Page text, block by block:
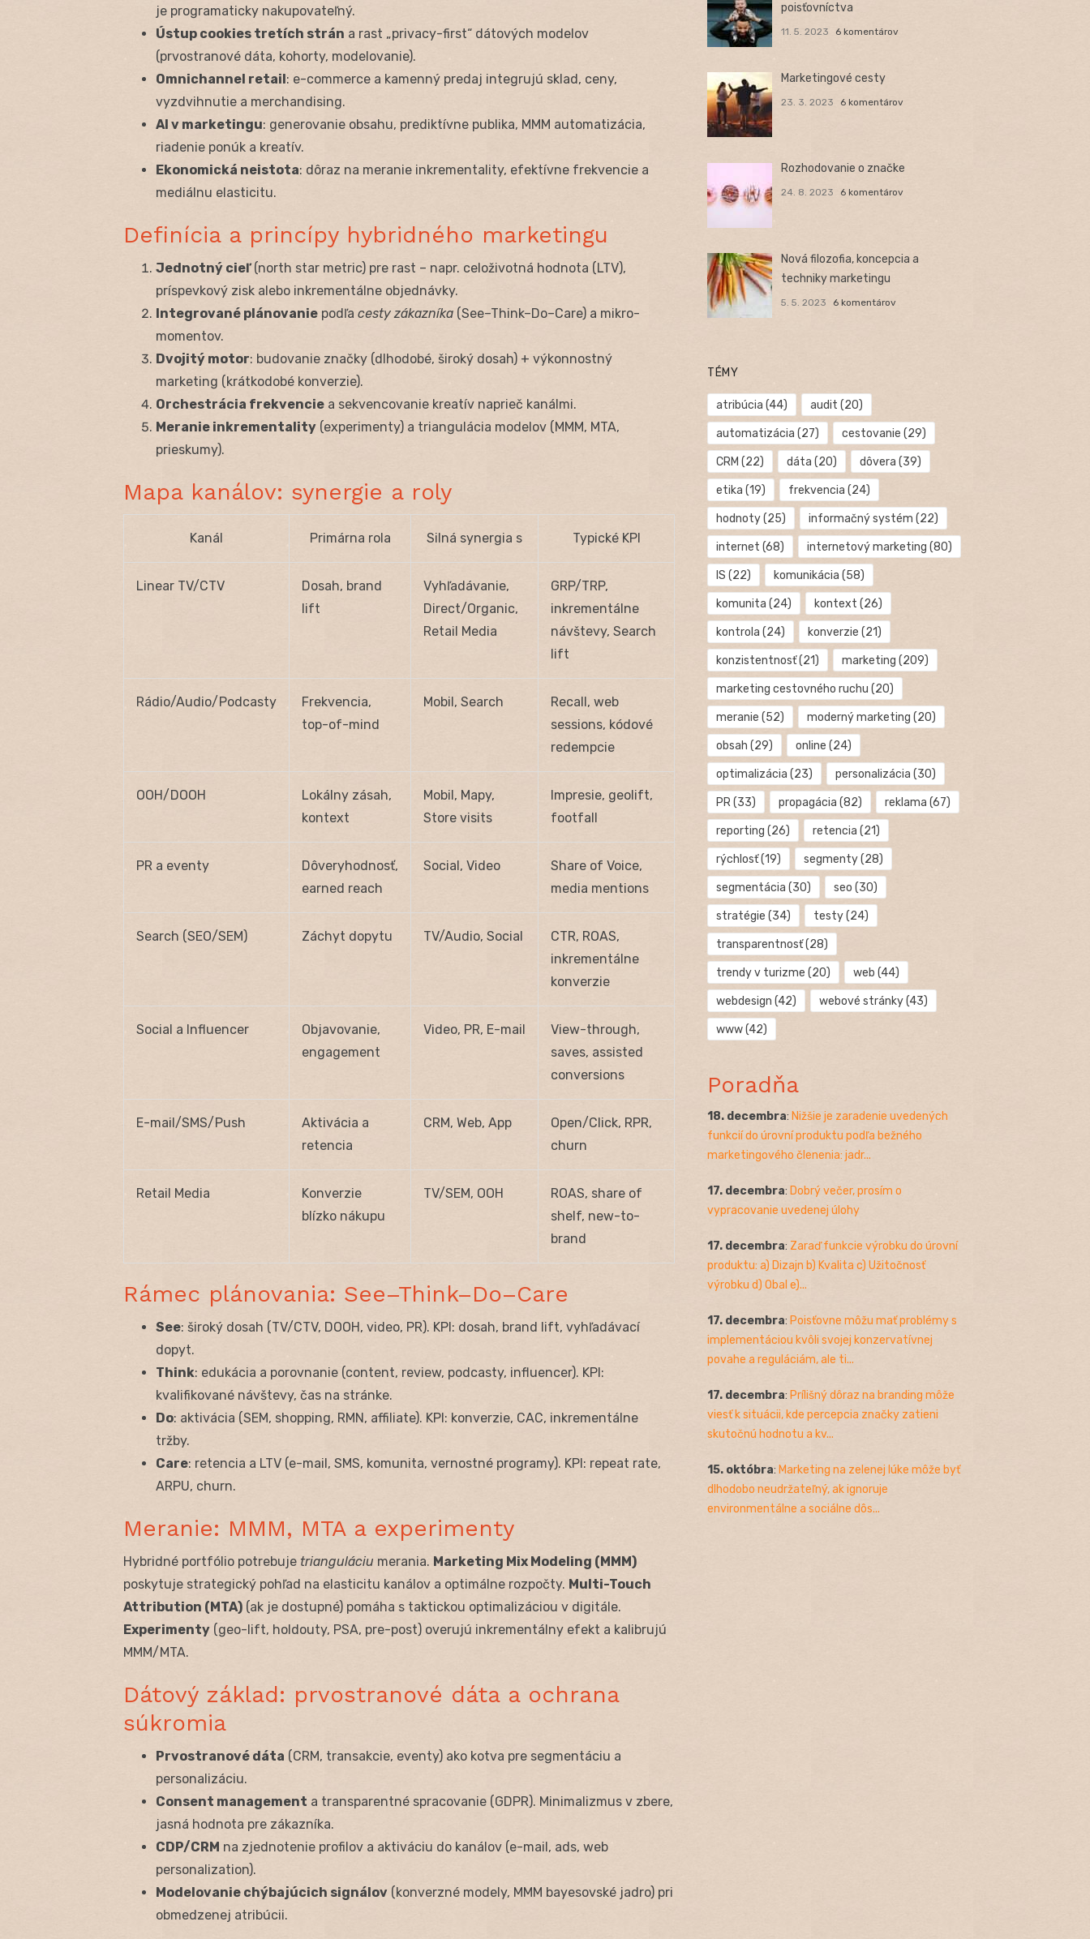
je programaticky nakupovateľný.
Ústup cookies tretích strán a rast „privacy-first“ dátových modelov
(prvostranové dáta, kohorty, modelovanie).
Omnichannel retail: e-commerce a kamenný predaj integrujú sklad, ceny,
vyzdvihnutie a merchandising.
AI v marketingu: generovanie obsahu, prediktívne publika, MMM automatizácia,
riadenie ponúk a kreatív.
Ekonomická neistota: dôraz na meranie inkrementality, efektívne frekvencie a
mediálnu elasticitu.
Definícia a princípy hybridného marketingu
Jednotný cieľ(north star metric) pre rast – napr. celoživotná hodnota (LTV),
príspevkový zisk alebo inkrementálne objednávky.
Integrované plánovanie podľa cesty zákazníka (See–Think–Do–Care) a mikro-
momentov.
Dvojitý motor: budovanie značky (dlhodobé, široký dosah) + výkonnostný
marketing (krátkodobé konverzie).
Orchestrácia frekvencie a sekvencovanie kreatív naprieč kanálmi.
Meranie inkrementality (experimenty) a triangulácia modelov (MMM, MTA,
prieskumy).
Mapa kanálov: synergie a roly
Kanál Primárna rola Silná synergia s Typické KPI
Linear TV/CTV
Dosah, brand
lift
Vyhľadávanie,
Direct/Organic,
Retail Media
GRP/TRP,
inkrementálne
návštevy, Search
lift
Rádio/Audio/Podcasty
Frekvencia,
top-of-mind
Mobil, Search
Recall, web
sessions, kódové
redempcie
OOH/DOOH
Lokálny zásah,
kontext
Mobil, Mapy,
Store visits
Impresie, geolift,
footfall
PR a eventy
Dôveryhodnosť,
earned reach
Social, Video
Share of Voice,
media mentions
Search (SEO/SEM) Záchyt dopytu TV/Audio, Social
CTR, ROAS,
inkrementálne
konverzie
Social a Influencer
Objavovanie,
engagement
Video, PR, E-mail
View-through,
saves, assisted
conversions
E-mail/SMS/Push
Aktivácia a
retencia
CRM, Web, App
Open/Click, RPR,
churn
Retail Media
Konverzie
blízko nákupu
TV/SEM, OOH
ROAS, share of
shelf, new-to-
brand
Rámec plánovania: See–Think–Do–Care
See: široký dosah (TV/CTV, DOOH, video, PR). KPI: dosah, brand lift, vyhľadávací
dopyt.
Think: edukácia a porovnanie (content, review, podcasty, influencer). KPI:
kvalifikované návštevy, čas na stránke.
Do: aktivácia (SEM, shopping, RMN, affiliate). KPI: konverzie, CAC, inkrementálne
tržby.
Care: retencia a LTV (e-mail, SMS, komunita, vernostné programy). KPI: repeat rate,
ARPU, churn.
Meranie: MMM, MTA a experimenty
Hybridné portfólio potrebuje trianguláciu merania. Marketing Mix Modeling (MMM)
poskytuje strategický pohľad na elasticitu kanálov a optimálne rozpočty. Multi-Touch
Attribution (MTA) (ak je dostupné) pomáha s taktickou optimalizáciou v digitále.
Experimenty (geo-lift, holdouty, PSA, pre-post) overujú inkrementálny efekt a kalibrujú
MMM/MTA.
Dátový základ: prvostranové dáta a ochrana
súkromia
Prvostranové dáta (CRM, transakcie, eventy) ako kotva pre segmentáciu a
personalizáciu.
Consent management a transparentné spracovanie (GDPR). Minimalizmus v zbere,
jasná hodnota pre zákazníka.
CDP/CRM na zjednotenie profilov a aktiváciu do kanálov (e-mail, ads, web
personalization).
Modelovanie chýbajúcich signálov (konverzné modely, MMM bayesovské jadro) pri
obmedzenej atribúcii.
poisťovníctva
11. 5. 2023 6 komentárov
Marketingové cesty
23. 3. 2023 6 komentárov
Rozhodovanie o značke
24. 8. 2023 6 komentárov
Nová filozofia, koncepcia a
techniky marketingu
5. 5. 2023 6 komentárov
TÉMY
atribúcia (44) audit (20)
automatizácia (27) cestovanie (29)
CRM (22) dáta (20) dôvera (39)
etika (19) frekvencia (24)
hodnoty(25) informačný systém (22)
internet (68) internetový marketing (80)
IS (22) komunikácia (58)
komunita (24) kontext (26)
kontrola (24) konverzie (21)
konzistentnosť(21) marketing (209)
marketing cestovného ruchu (20)
meranie (52) moderný marketing (20)
obsah (29) online (24)
optimalizácia (23) personalizácia (30)
PR(33) propagácia (82) reklama (67)
reporting (26) retencia (21)
rýchlosť(19) segmenty(28)
segmentácia (30) seo (30)
stratégie (34) testy(24)
transparentnosť(28)
trendy v turizme (20) web (44)
webdesign (42) webové stránky(43)
www(42)
Poradňa
18. decembra: Nižšie je zaradenie uvedených
funkcií do úrovní produktu podľa bežného
marketingového členenia: jadr...
17. decembra: Dobrý večer, prosím o
vypracovanie uvedenej úlohy
17. decembra: Zaraď funkcie výrobku do úrovní
produktu: a) Dizajn b) Kvalita c) Užitočnosť
výrobku d) Obal e)...
17. decembra: Poisťovne môžu mať problémy s
implementáciou kvôli svojej konzervatívnej
povahe a reguláciám, ale ti...
17. decembra: Prílišný dôraz na branding môže
viesť k situácii, kde percepcia značky zatieni
skutočnú hodnotu a kv...
15. októbra: Marketing na zelenej lúke môže byť
dlhodobo neudržateľný, ak ignoruje
environmentálne a sociálne dôs...